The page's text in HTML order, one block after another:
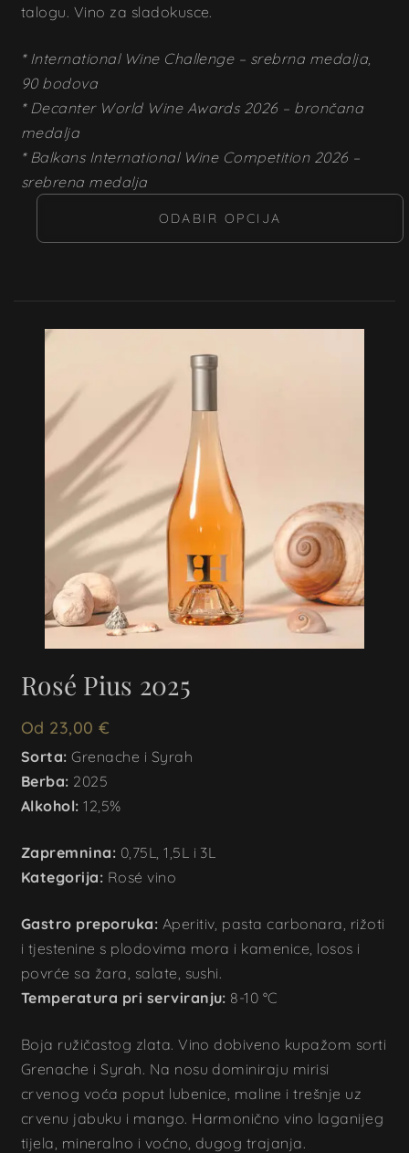
talogu. Vino za sladokusce.
* International Wine Challenge – srebrna medalja,
90 bodova
* Decanter World Wine Awards 2026 – brončana
medalja
* Balkans International Wine Competition 2026 –
srebrena medalja
ODABIR OPCIJA
Rosé Pius 2025
Od 23,00€
Sorta: Grenache i Syrah
Berba: 2025
Alkohol: 12,5%
Zapremnina: 0,75L, 1,5L i 3L
Kategorija: Rosé vino
Gastro preporuka: Aperitiv, pasta carbonara, rižoti
i tjestenine s plodovima mora i kamenice, losos i
povrće sa žara, salate, sushi.
Temperatura pri serviranju: 8-10 °C
Boja ružičastog zlata. Vino dobiveno kupažom sorti
Grenache i Syrah. Na nosu dominiraju mirisi
crvenog voća poput lubenice, maline i trešnje uz
crvenu jabuku i mango. Harmonično vino laganijeg
tijela, mineralno i voćno, dugog trajanja.